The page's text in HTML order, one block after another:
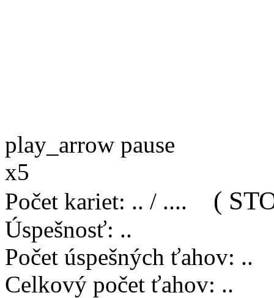
play_arrow pause
x5
Počet kariet: .. / .... (
Úspešnosť: ..
Počet úspešných ťahov: ..
Celkový počet ťahov: ..